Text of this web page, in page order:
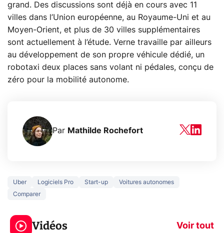
grand. Des discussions sont déjà en cours avec 11
villes dans l’Union européenne, au Royaume-Uni et au
Moyen-Orient, et plus de 30 villes supplémentaires
sont actuellement à l’étude. Verne travaille par ailleurs
au développement de son propre véhicule dédié, un
robotaxi deux places sans volant ni pédales, conçu de
zéro pour la mobilité autonome.
Par Mathilde Rochefort
Uber Logiciels Pro Start-up
Voitures autonomes
Comparer
Vidéos Voir tout
3 écrans en 1 pour
319€ ? Voici L'AOC
CQ32G4ZA !
prochaine